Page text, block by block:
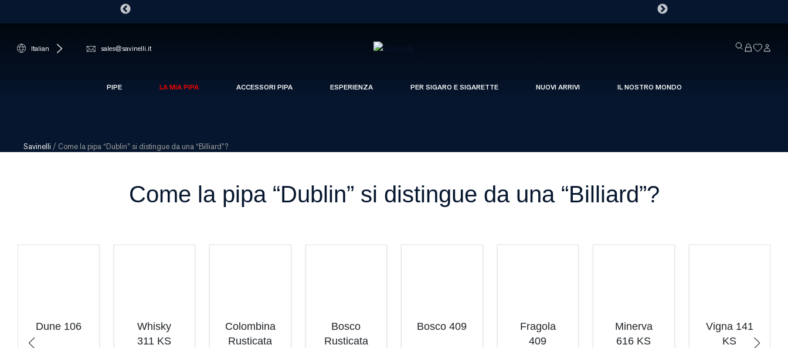
Italian sales@savinelli.it
PIPE LA MIA PIPA ACCESSORI PIPA ESPERIENZA PER SIGARO E SIGARETTE NUOVI ARRIVI IL NOSTRO MONDO
Savinelli / Come la pipa “Dublin” si distingue da una “Billiard”?
Come la pipa “Dublin” si distingue da una “Billiard”?
Dune 106
Whisky
311 KS
Colombina
Rusticata
Bosco
Rusticata
Bosco 409
Fragola
409
Minerva
616 KS
Vigna 141
KS